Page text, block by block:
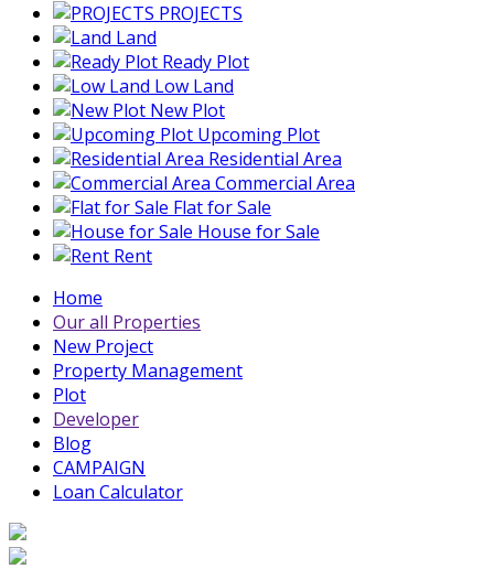
PROJECTS
Land
Ready Plot
Low Land
New Plot
Upcoming Plot
Residential Area
Commercial Area
Flat for Sale
House for Sale
Rent
Home
Our all Properties
New Project
Property Management
Plot
Developer
Blog
CAMPAIGN
Loan Calculator